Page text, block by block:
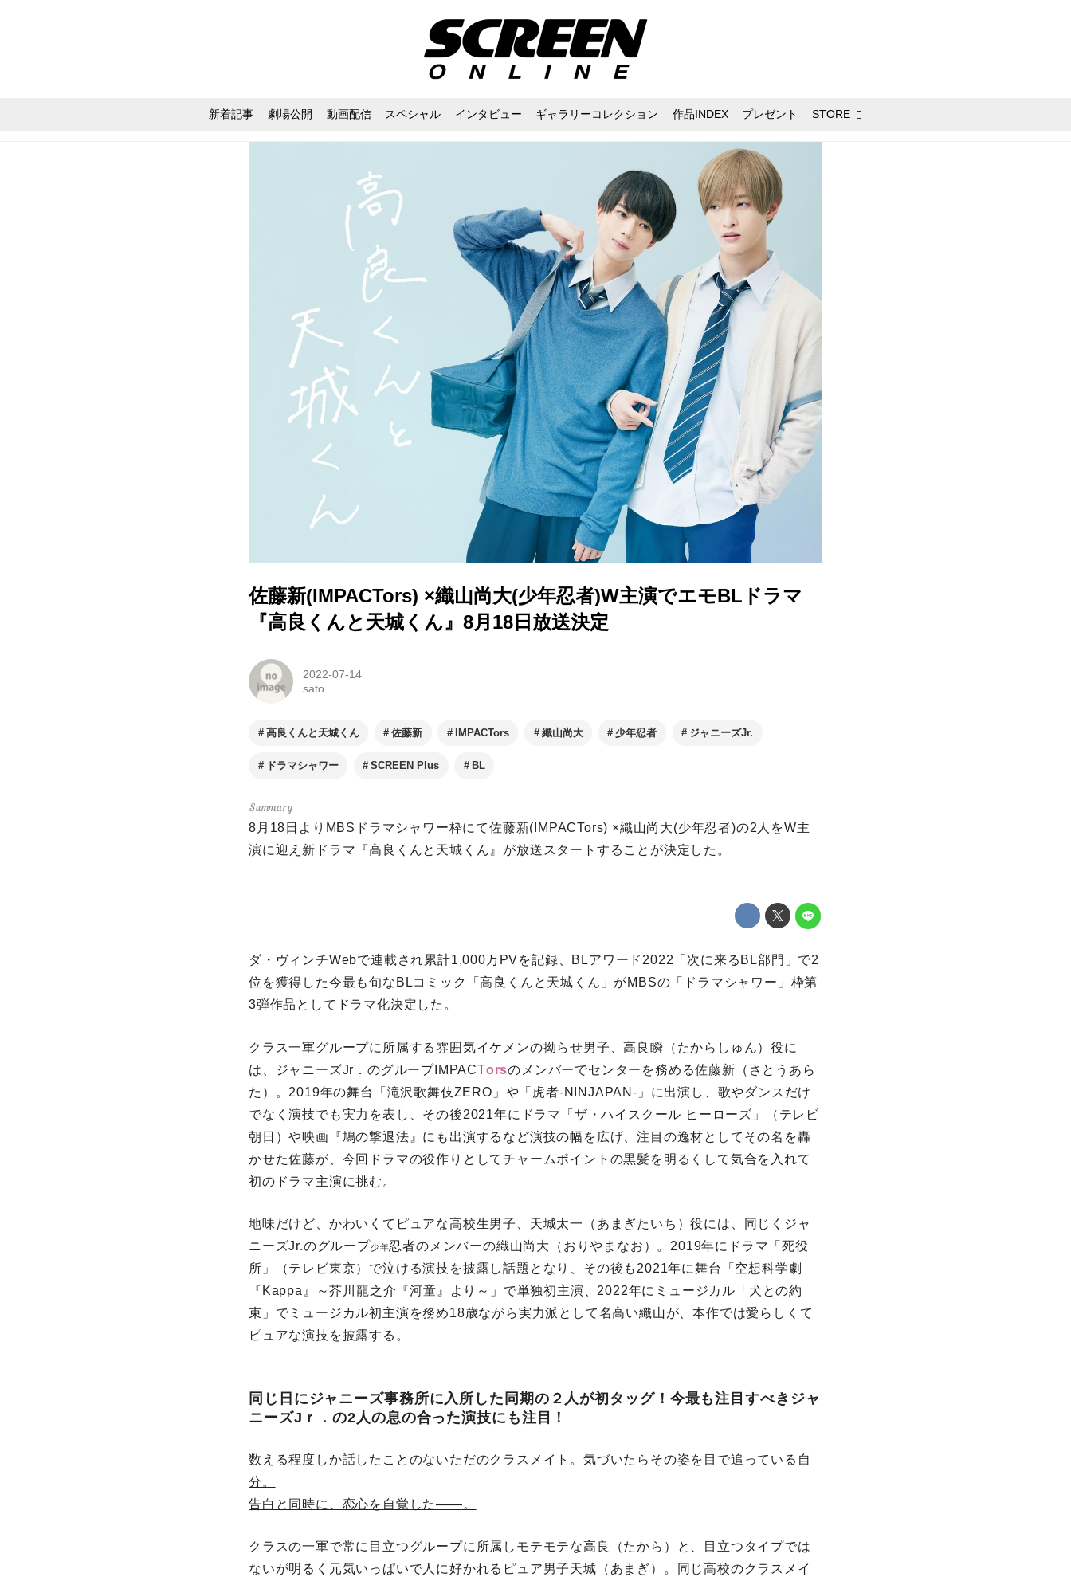
新着記事 劇場公開 動画配信 スペシャル インタビュー ギャラリーコレクション 作品INDEX プレゼント STORE
佐藤新(IMPACTors) ×織山尚大(少年忍者)W主演でエモBLドラマ
『高良くんと天城くん』8月18日放送決定
2022-07-14
sato
高良くんと天城くん 佐藤新 IMPACTors 織山尚大 少年忍者 ジャニーズJr.
ドラマシャワー SCREEN Plus BL
8月18日よりMBSドラマシャワー枠にて佐藤新(IMPACTors) ×織山尚大(少年忍者)の2人をW主
演に迎え新ドラマ『高良くんと天城くん』が放送スタートすることが決定した。
ダ・ヴィンチWebで連載され累計1,000万PVを記録、BLアワード2022「次に来るBL部門」で2
位を獲得した今最も旬なBLコミック「高良くんと天城くん」がMBSの「ドラマシャワー」枠第
3弾作品としてドラマ化決定した。
クラス一軍グループに所属する雰囲気イケメンの拗らせ男子、高良瞬（たからしゅん）役に
は、ジャニーズJr．のグループIMPACTorsのメンバーでセンターを務める佐藤新（さとうあら
た）。2019年の舞台「滝沢歌舞伎ZERO」や「虎者-NINJAPAN-」に出演し、歌やダンスだけ
でなく演技でも実力を表し、その後2021年にドラマ「ザ・ハイスクール ヒーローズ」（テレビ
朝日）や映画『鳩の撃退法』にも出演するなど演技の幅を広げ、注目の逸材としてその名を轟
かせた佐藤が、今回ドラマの役作りとしてチャームポイントの黒髪を明るくして気合を入れて
初のドラマ主演に挑む。
地味だけど、かわいくてピュアな高校生男子、天城太一（あまぎたいち）役には、同じくジャ
ニーズJr.のグループ少年忍者のメンバーの織山尚大（おりやまなお）。2019年にドラマ「死役
所」（テレビ東京）で泣ける演技を披露し話題となり、その後も2021年に舞台「空想科学劇
『Kappa』～芥川龍之介『河童』より～」で単独初主演、2022年にミュージカル「犬との約
束」でミュージカル初主演を務め18歳ながら実力派として名高い織山が、本作では愛らしくて
ピュアな演技を披露する。
同じ日にジャニーズ事務所に入所した同期の２人が初タッグ！今最も注目すべきジャ
ニーズJｒ．の2人の息の合った演技にも注目！
数える程度しか話したことのないただのクラスメイト。気づいたらその姿を目で追っている自
分。
告白と同時に、恋心を自覚した――。
クラスの一軍で常に目立つグループに所属しモテモテな高良（たから）と、目立つタイプでは
ないが明るく元気いっぱいで人に好かれるピュア男子天城（あまぎ）。同じ高校のクラスメイ